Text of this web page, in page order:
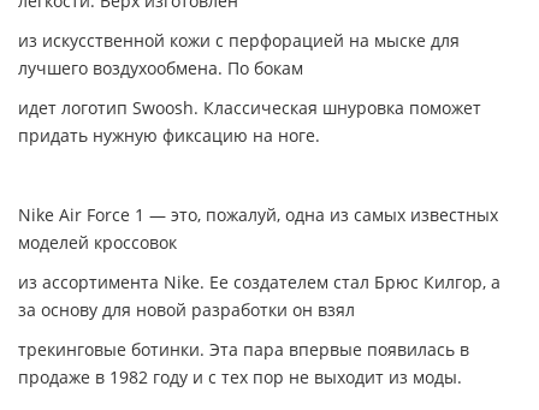
из искусственной кожи с перфорацией на мыске для
лучшего воздухообмена. По бокам
идет логотип Swoosh. Классическая шнуровка поможет
придать нужную фиксацию на ноге.
Nike Air Force 1 — это, пожалуй, одна из самых известных
моделей кроссовок
из ассортимента Nike. Ее создателем стал Брюс Килгор, а
за основу для новой разработки он взял
трекинговые ботинки. Эта пара впервые появилась в
продаже в 1982 году и с тех пор не выходит из моды.